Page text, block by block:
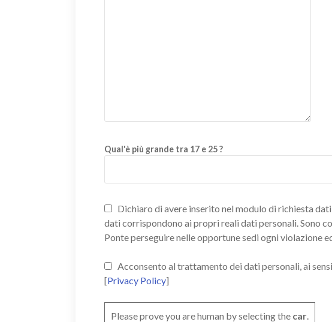
Qual'è più grande tra 17 e 25 ?
Dichiaro di avere inserito nel modulo di richiesta
dati corrispondono ai propri reali dati personali. Sono
Ponte perseguire nelle opportune sedi ogni violazione
Acconsento al trattamento dei dati personali, ai
[Privacy Policy]
Please prove you are human by selecting the car.